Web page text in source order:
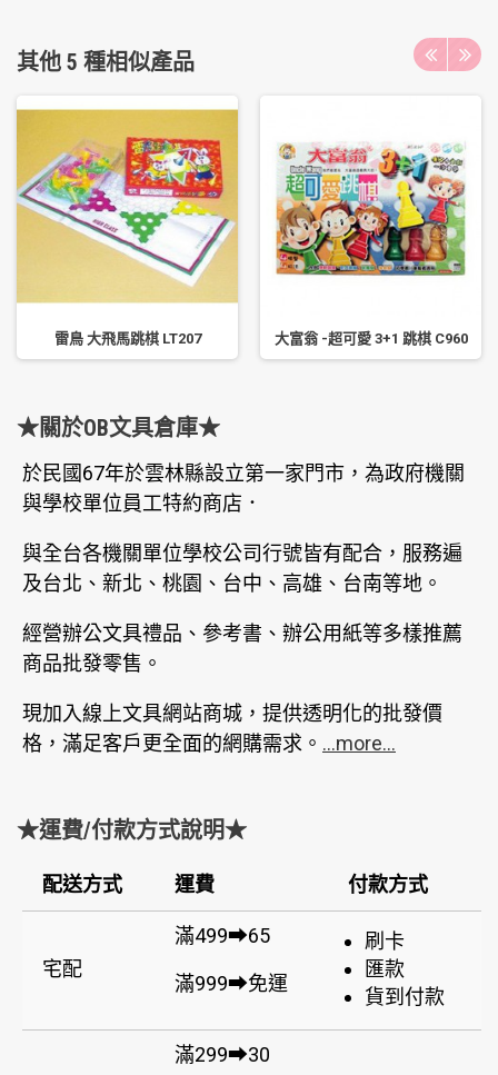
其他 5 種相似產品
雷鳥 大飛馬跳棋 LT207 大富翁 -超可愛 3+1 跳棋 C960
★關於OB文具倉庫★
於民國67年於雲林縣設立第一家門市，為政府機關
與學校單位員工特約商店．
與全台各機關單位學校公司行號皆有配合，服務遍
及台北、新北、桃園、台中、高雄、台南等地。
經營辦公文具禮品、參考書、辦公用紙等多樣推薦
商品批發零售。
現加入線上文具網站商城，提供透明化的批發價
格，滿足客戶更全面的網購需求。 ...more...
★運費/付款方式說明★
配送方式 運費 付款方式
宅配
滿499➡65
滿999➡免運
刷卡
匯款
貨到付款
滿299➡30